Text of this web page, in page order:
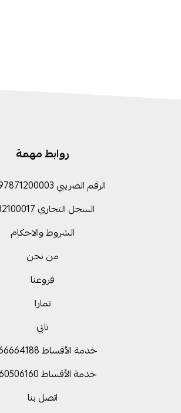
روابط مهمة
الرقم الضريبي 301297871200003
السجل التجاري 1132100017
الشروط والاحكام
من نحن
فروعنا
تمارا
تابي
خدمة الأقساط 0566664188
خدمة الأقساط 0560506160
اتصل بنا